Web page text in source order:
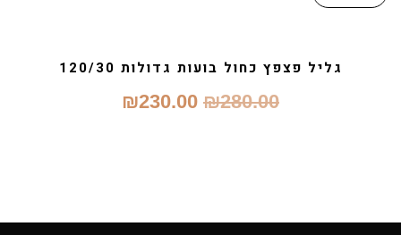
גליל פצפץ כחול בועות גדולות 120/30
₪280.00
₪230.00